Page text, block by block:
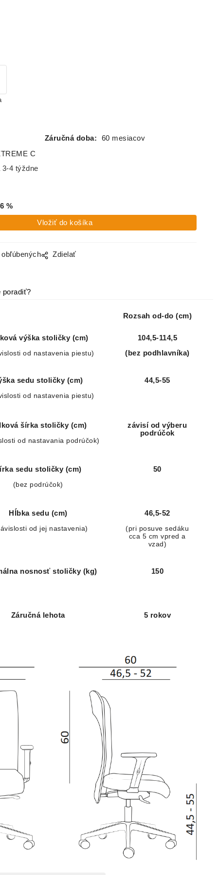
Záručná doba:
60 mesiacov
C
4 týždne
6 %
Zdielať
poradiť?
Rozsah od-do (cm)
výška stoličky (cm)
od nastavenia piestu)
104,5-114,5
(bez podhlavníka)
sedu stoličky (cm)
od nastavenia piestu)
44,5-55
šírka stoličky (cm)
od nastavania podrúčok)
závisí od výberu
podrúčok
sedu stoličky (cm)
(bez podrúčok)
50
Hĺbka sedu (cm)
od jej nastavenia)
46,5-52
(pri posuve sedáku
cca 5 cm vpred a
vzad)
nosnosť stoličky (kg) 150
Záručná lehota 5 rokov